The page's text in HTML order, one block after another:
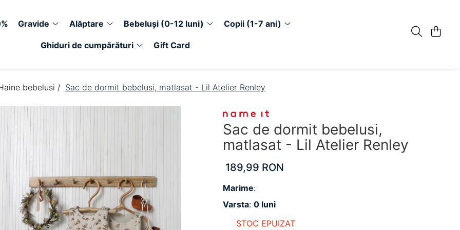
Gravide Alăptare Bebeluși (0-12 luni) Copii (1-7 ani)
Ghiduri de cumpărături Gift Card
bebelusi / Sac de dormit bebelusi, matlasat - Lil Atelier Renley
Sac de dormit bebelusi,
matlasat - Lil Atelier Renley
189,99 RON
Marime:
Varsta: 0 luni
STOC EPUIZAT